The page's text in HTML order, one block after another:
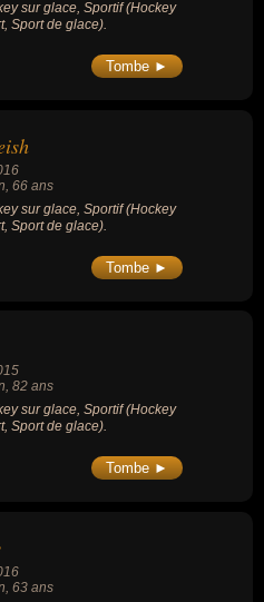
sur glace, Sportif (Hockey
Sport de glace).
Tombe ►
, 66 ans
sur glace, Sportif (Hockey
Sport de glace).
Tombe ►
, 82 ans
sur glace, Sportif (Hockey
Sport de glace).
Tombe ►
, 63 ans